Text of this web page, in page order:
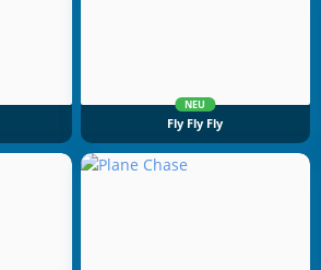
NEU
Fly Fly Fly